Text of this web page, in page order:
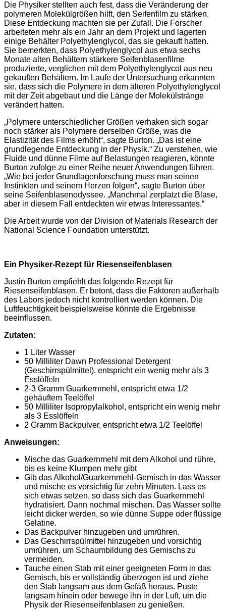
Die Physiker stellten auch fest, dass die Veränderung der
polymeren Molekülgrößen hilft, den Seifenfilm zu stärken.
Diese Entdeckung machten sie per Zufall. Die Forscher
arbeiteten mehr als ein Jahr an dem Projekt und lagerten
einige Behälter Polyethylenglycol, das sie gekauft hatten.
Sie bemerkten, dass Polyethylenglycol aus etwa sechs
Monate alten Behältern stärkere Seifenblasenfilme
produzierte, verglichen mit dem Polyethylenglycol aus neu
gekauften Behältern. Im Laufe der Untersuchung erkannten
sie, dass sich die Polymere in dem älteren Polyethylenglycol
mit der Zeit abgebaut und die Länge der Molekülstränge
verändert hatten.
„Polymere unterschiedlicher Größen verhaken sich sogar
noch stärker als Polymere derselben Größe, was die
Elastizität des Films erhöht“, sagte Burton. „Das ist eine
grundlegende Entdeckung in der Physik.“ Zu verstehen, wie
Fluide und dünne Filme auf Belastungen reagieren, könnte
Burton zufolge zu einer Reihe neuer Anwendungen führen.
„Wie bei jeder Grundlagenforschung muss man seinen
Instinkten und seinem Herzen folgen“, sagte Burton über
seine Seifenblasenodyssee. „Manchmal zerplatzt die Blase,
aber in diesem Fall entdeckten wir etwas Interessantes.“
Die Arbeit wurde von der Division of Materials Research der
National Science Foundation unterstützt.
Ein Physiker-Rezept für Riesenseifenblasen
Justin Burton empfiehlt das folgende Rezept für
Riesenseifenblasen. Er betont, dass die Faktoren außerhalb
des Labors jedoch nicht kontrolliert werden können. Die
Luftfeuchtigkeit beispielsweise könnte die Ergebnisse
beeinflussen.
Zutaten:
1 Liter Wasser
50 Milliliter Dawn Professional Detergent
(Geschirrspülmittel), entspricht ein wenig mehr als 3
Esslöffeln
2-3 Gramm Guarkernmehl, entspricht etwa 1/2
gehäuftem Teelöffel
50 Milliliter Isopropylalkohol, entspricht ein wenig mehr
als 3 Esslöffeln
2 Gramm Backpulver, entspricht etwa 1/2 Teelöffel
Anweisungen:
Mische das Guarkernmehl mit dem Alkohol und rühre,
bis es keine Klumpen mehr gibt
Gib das Alkohol/Guarkernmehl-Gemisch in das Wasser
und mische es vorsichtig für zehn Minuten. Lass es
sich etwas setzen, so dass sich das Guarkernmehl
hydratisiert. Dann nochmal mischen. Das Wasser sollte
leicht dicker werden, so wie dünne Suppe oder flüssige
Gelatine.
Das Backpulver hinzugeben und umrühren.
Das Geschirrspülmittel hinzugeben und vorsichtig
umrühren, um Schaumbildung des Gemischs zu
vermeiden.
Tauche einen Stab mit einer geeigneten Form in das
Gemisch, bis er vollständig überzogen ist und ziehe
den Stab langsam aus dem Gefäß heraus. Puste
langsam hinein oder bewege ihn in der Luft, um die
Physik der Riesenseifenblasen zu genießen.